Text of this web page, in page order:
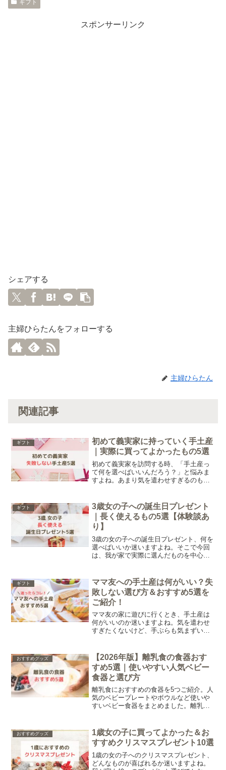
ギフト
スポンサーリンク
シェアする
主婦ひらたんをフォローする
主婦ひらたん
関連記事
ギフト
初めて義実家に持っていく手土産
｜実際に買ってよかったもの5選
初めて義実家を訪問する時、「手土産っ
て何を選べばいいんだろう？」と悩みま
すよね。あまり気を遣わせすぎるのも避
て義実家に持っていく手土産としておす
すめのものを5つご紹介します。
ギフト
3歳女の子への誕生日プレゼント
｜長く使えるもの5選【体験談あ
り】
3歳の女の子への誕生日プレゼント、何を
選べばいいか迷いますよね。そこで今回
は、我が家で実際に選んだものを中心
ギフト
ママ友への手土産は何がいい？失
敗しない選び方＆おすすめ5選を
ご紹介！
ママ友の家に遊びに行くとき、手土産は
何がいいのか迷いますよね。気を遣わせ
すぎたくないけど、手ぶらも気まずい…
しない選び方と、実際に選んでよかった
ものおすすめ5選をまとめました。
おすすめグッズ
【2026年版】離乳食の食器おす
すめ5選｜使いやすい人気ベビー
食器と選び方
離乳食におすすめの食器を5つご紹介。人
気のベビープレートやボウルなど使いや
すいベビー食器をまとめました。離乳食
おすすめグッズ
1歳女の子に買ってよかった＆お
すすめクリスマスプレゼント10選
1歳の女の子へのクリスマスプレゼント、
どんなものが喜ばれるか迷いますよね。